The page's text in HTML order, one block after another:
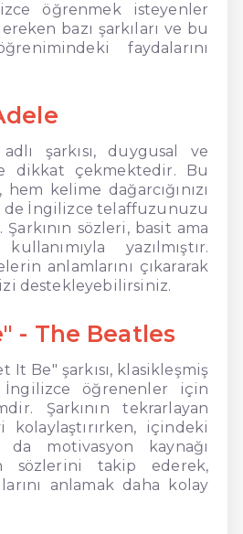
öğrenmek isteyenler
bazı şarkıları ve bu
faydalarını
şarkısı, duygusal ve
dikkat çekmektedir. Bu
kelime dağarcığınızı
İngilizce telaffuzunuzu
sözleri, basit ama
yazılmıştır.
anlamlarını çıkararak
destekleyebilirsiniz.
- The Beatles
It Be" şarkısı, klasikleşmiş
öğrenenler için
Şarkının tekrarlayan
kolaylaştırırken, içindeki
da motivasyon kaynağı
sözlerini takip ederek,
anlamak daha kolay